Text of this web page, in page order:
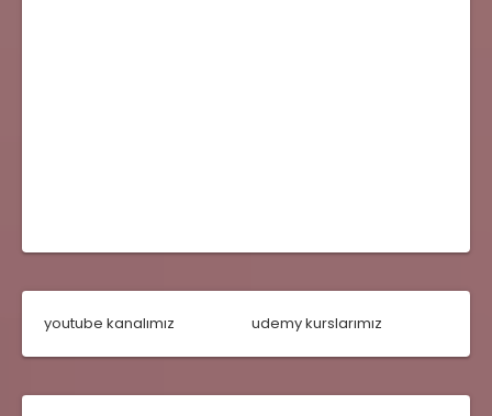
youtube kanalımız udemy kurslarımız